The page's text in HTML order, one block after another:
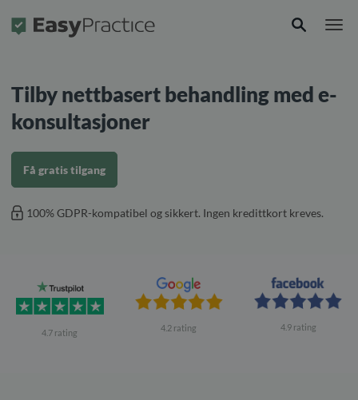
Forside
Tilby nettbasert behandling med e-
konsultasjoner
Få gratis tilgang
100% GDPR-kompatibel og sikkert. Ingen kredittkort kreves.
4.7 rating 4.2 rating 4.9 rating